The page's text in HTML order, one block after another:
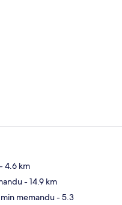
- 4.6 km
- 14.9 km
memandu- 5.3